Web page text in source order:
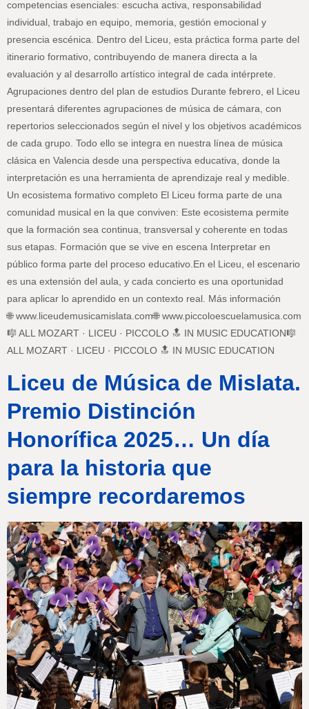
competencias esenciales: escucha activa, responsabilidad
individual, trabajo en equipo, memoria, gestión emocional y
presencia escénica. Dentro del Liceu, esta práctica forma parte del
itinerario formativo, contribuyendo de manera directa a la
evaluación y al desarrollo artístico integral de cada intérprete.
Agrupaciones dentro del plan de estudios Durante febrero, el Liceu
presentará diferentes agrupaciones de música de cámara, con
repertorios seleccionados según el nivel y los objetivos académicos
de cada grupo. Todo ello se integra en nuestra línea de música
clásica en Valencia desde una perspectiva educativa, donde la
interpretación es una herramienta de aprendizaje real y medible.
Un ecosistema formativo completo El Liceu forma parte de una
comunidad musical en la que conviven: Este ecosistema permite
que la formación sea continua, transversal y coherente en todas
sus etapas. Formación que se vive en escena Interpretar en
público forma parte del proceso educativo.En el Liceu, el escenario
es una extensión del aula, y cada concierto es una oportunidad
para aplicar lo aprendido en un contexto real. Más información
🌐 www.liceudemusicamislata.com🌐 www.piccoloescuelamusica.com
🎼 ALL MOZART · LICEU · PICCOLO 🔝 IN MUSIC EDUCATION🎼
ALL MOZART · LICEU · PICCOLO 🔝 IN MUSIC EDUCATION
Liceu de Música de Mislata.
Premio Distinción
Honorífica 2025… Un día
para la historia que
siempre recordaremos